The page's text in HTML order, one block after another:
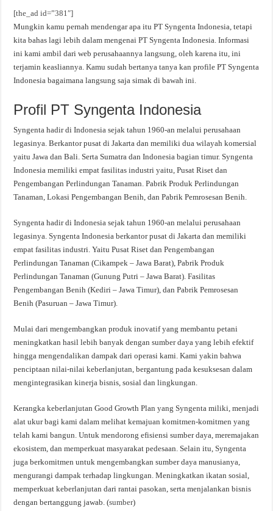
[the_ad id=”381″]
Mungkin kamu pernah mendengar apa itu PT Syngenta Indonesia, tetapi
kita bahas lagi lebih dalam mengenai PT Syngenta Indonesia. Informasi
ini kami ambil dari web perusahaannya langsung, oleh karena itu, ini
terjamin keasliannya. Kamu sudah bertanya tanya kan profile PT Syngenta
Indonesia bagaimana langsung saja simak di bawah ini.
Profil PT Syngenta Indonesia
Syngenta hadir di Indonesia sejak tahun 1960-an melalui perusahaan
legasinya. Berkantor pusat di Jakarta dan memiliki dua wilayah komersial
yaitu Jawa dan Bali. Serta Sumatra dan Indonesia bagian timur. Syngenta
Indonesia memiliki empat fasilitas industri yaitu, Pusat Riset dan
Pengembangan Perlindungan Tanaman. Pabrik Produk Perlindungan
Tanaman, Lokasi Pengembangan Benih, dan Pabrik Pemrosesan Benih.
Syngenta hadir di Indonesia sejak tahun 1960-an melalui perusahaan
legasinya. Syngenta Indonesia berkantor pusat di Jakarta dan memiliki
empat fasilitas industri. Yaitu Pusat Riset dan Pengembangan
Perlindungan Tanaman (Cikampek – Jawa Barat), Pabrik Produk
Perlindungan Tanaman (Gunung Putri – Jawa Barat). Fasilitas
Pengembangan Benih (Kediri – Jawa Timur), dan Pabrik Pemrosesan
Benih (Pasuruan – Jawa Timur).
Mulai dari mengembangkan produk inovatif yang membantu petani
meningkatkan hasil lebih banyak dengan sumber daya yang lebih efektif
hingga mengendalikan dampak dari operasi kami. Kami yakin bahwa
penciptaan nilai-nilai keberlanjutan, bergantung pada kesuksesan dalam
mengintegrasikan kinerja bisnis, sosial dan lingkungan.
Kerangka keberlanjutan Good Growth Plan yang Syngenta miliki, menjadi
alat ukur bagi kami dalam melihat kemajuan komitmen-komitmen yang
telah kami bangun. Untuk mendorong efisiensi sumber daya, meremajakan
ekosistem, dan memperkuat masyarakat pedesaan. Selain itu, Syngenta
juga berkomitmen untuk mengembangkan sumber daya manusianya,
mengurangi dampak terhadap lingkungan. Meningkatkan ikatan sosial,
memperkuat keberlanjutan dari rantai pasokan, serta menjalankan bisnis
dengan bertanggung jawab. (sumber)